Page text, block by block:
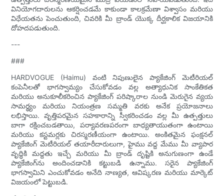
వినియోగదారులను ఆకర్షించడమే కాకుండా కాలక్రమేణా విశ్వాసం మరియు
విధేయతను పెంచుతుంది, చివరికి మీ బ్రాండ్ యొక్క దీర్ఘకాలిక విజయానికి
దోహదపడుతుంది.
---
###
HARDVOGUE (Haimu) వంటి నిపుణులైన ప్యాకేజింగ్ మెటీరియల్
కంపెనీలతో భాగస్వామ్యం చేసుకోవడం వల్ల అత్యాధునిక సాంకేతికత
మరియు అనుకూలీకరించిన ప్యాకేజింగ్ పరిష్కారాల నుండి మెరుగైన వ్యయ
సామర్థ్యం మరియు నియంత్రణ సమ్మతి వరకు అనేక ప్రయోజనాలు
లభిస్తాయి. వృత్తిపరమైన సహకారాన్ని స్వీకరించడం వల్ల మీ ఉత్పత్తులు
బాగా రక్షించబడతాయి, పర్యావరణపరంగా బాధ్యతాయుతంగా ఉంటాయి
మరియు కస్టమర్లకు చిరస్మరణీయంగా ఉంటాయి. అంకితమైన ఫంక్షనల్
ప్యాకేజింగ్ మెటీరియల్ తయారీదారులుగా, హైము వద్ద మేము మీ వ్యాపార
వృద్ధికి మద్దతు ఇచ్చే మరియు మీ బ్రాండ్ దృష్టికి అనుగుణంగా ఉండే
ప్యాకేజింగ్‌ను అందించడానికి కట్టుబడి ఉన్నాము. సరైన ప్యాకేజింగ్
భాగస్వామిని ఎంచుకోవడం అనేది నాణ్యత, ఆవిష్కరణ మరియు మార్కెట్
విజయంలో పెట్టుబడి.